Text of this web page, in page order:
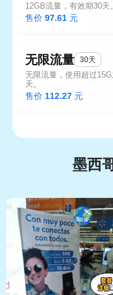
12GB流量，有效期30天。
售价 97.61 元
无限流量 30天
无限流量，使用超过
天。
售价 112.27 元
墨西